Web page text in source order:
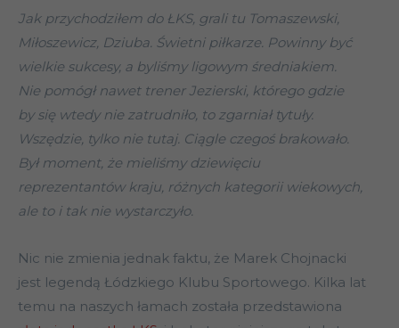
Jak przychodziłem do ŁKS, grali tu Tomaszewski,
Miłoszewicz, Dziuba. Świetni piłkarze. Powinny być
wielkie sukcesy, a byliśmy ligowym średniakiem.
Nie pomógł nawet trener Jezierski, którego gdzie
by się wtedy nie zatrudniło, to zgarniał tytuły.
Wszędzie, tylko nie tutaj. Ciągle czegoś brakowało.
Był moment, że mieliśmy dziewięciu
reprezentantów kraju, różnych kategorii wiekowych,
ale to i tak nie wystarczyło.
Nic nie zmienia jednak faktu, że Marek Chojnacki
jest legendą Łódzkiego Klubu Sportowego. Kilka lat
temu na naszych łamach została przedstawiona